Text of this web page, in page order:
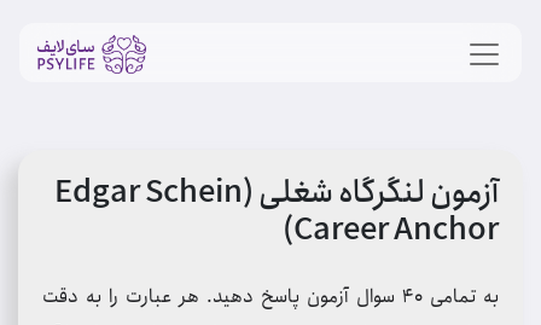
آزمون لنگرگاه شغلی (Edgar Schein
Career Anchor)
به تمامی 40 سوال آزمون پاسخ دهید. هر عبارت را به دقت